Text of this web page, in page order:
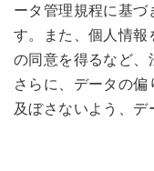
ータ管理規程に基づ
す。また、個人情報
の同意を得るなど、
さらに、データの
及ぼさないよう、デ